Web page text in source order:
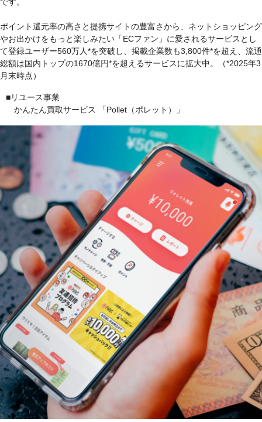
です。
ポイント還元率の高さと提携サイトの豊富さから、ネットショッピング
やお出かけをもっと楽しみたい「ECファン」に愛されるサービスとし
て登録ユーザー560万人*を突破し、掲載企業数も3,800件*を超え、流通
総額は国内トップの1670億円*を超えるサービスに拡大中。（*2025年3
月末時点）
■リユース事業
かんたん買取サービス 「Pollet（ポレット）」